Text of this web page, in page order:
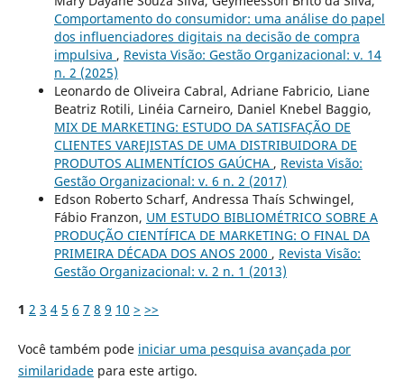
Comportamento do consumidor: uma análise do papel
dos influenciadores digitais na decisão de compra
impulsiva , Revista Visão: Gestão Organizacional: v. 14
n. 2 (2025)
Leonardo de Oliveira Cabral, Adriane Fabricio, Liane
Beatriz Rotili, Linéia Carneiro, Daniel Knebel Baggio,
MIX DE MARKETING: ESTUDO DA SATISFAÇÃO DE
CLIENTES VAREJISTAS DE UMA DISTRIBUIDORA DE
PRODUTOS ALIMENTÍCIOS GAÚCHA , Revista Visão:
Gestão Organizacional: v. 6 n. 2 (2017)
Edson Roberto Scharf, Andressa Thaís Schwingel,
Fábio Franzon, UM ESTUDO BIBLIOMÉTRICO SOBRE A
PRODUÇÃO CIENTÍFICA DE MARKETING: O FINAL DA
PRIMEIRA DÉCADA DOS ANOS 2000 , Revista Visão:
Gestão Organizacional: v. 2 n. 1 (2013)
1 2 3 4 5 6 7 8 9 10 > >>
Você também pode iniciar uma pesquisa avançada por
similaridadepara este artigo.